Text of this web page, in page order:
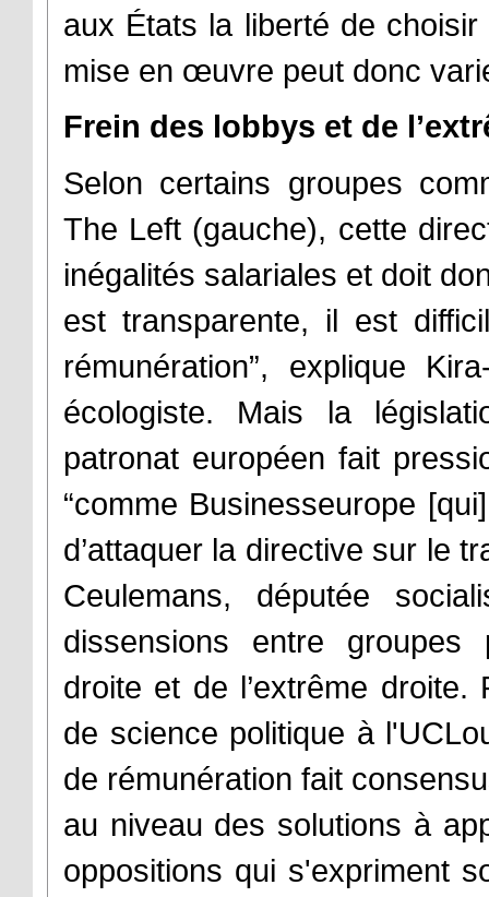
aux États la liberté de
mise en œuvre peut donc
Frein des lobbys et de
Selon certains groupes
The Left (gauche), cette
inégalités salariales et doit
est transparente, il est
rémunération”, explique
écologiste. Mais la
patronat européen fait
“comme Businesseurope
d’attaquer la directive sur le
Ceulemans, députée
dissensions entre groupes
droite et de l’extrême
de science politique à
de rémunération fait
au niveau des solutions à
oppositions qui s'expriment